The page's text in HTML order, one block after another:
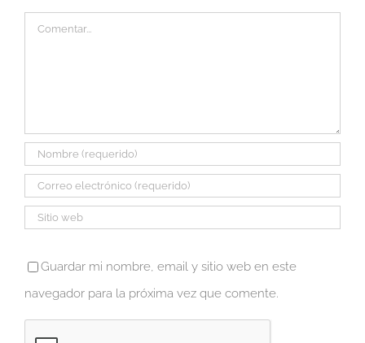
Comentar
Guardar mi nombre, email y sitio web en este
navegador para la próxima vez que comente.